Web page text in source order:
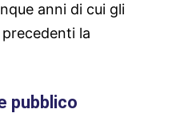
anni di cui gli
la
pubblico